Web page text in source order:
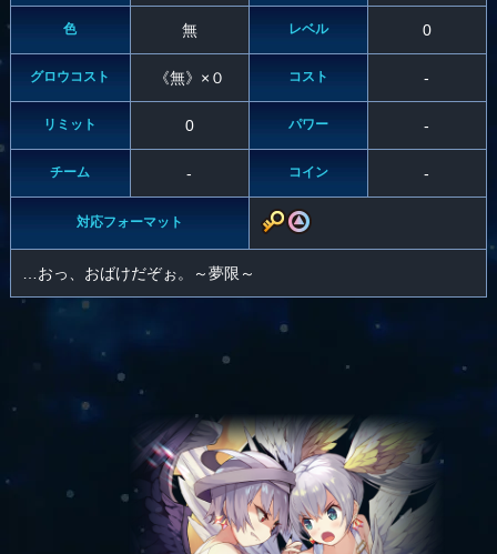
色 無 レベル 0
グロウコスト 《無》×０ コスト -
リミット 0 パワー -
チーム - コイン -
対応フォーマット
…おっ、おばけだぞぉ。～夢限～